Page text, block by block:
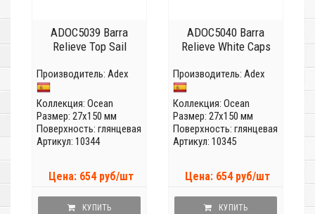
ADOC5039 Barra
Relieve Top Sail
Производитель: Adex
Коллекция: Ocean
Размер: 27x150 мм
Поверхность: глянцевая
Артикул: 10344
Цена: 654 руб/шт
КУПИТЬ
ADOC5040 Barra
Relieve White Caps
Производитель: Adex
Коллекция: Ocean
Размер: 27x150 мм
Поверхность: глянцевая
Артикул: 10345
Цена: 654 руб/шт
КУПИТЬ